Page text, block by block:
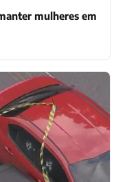
mulheres em